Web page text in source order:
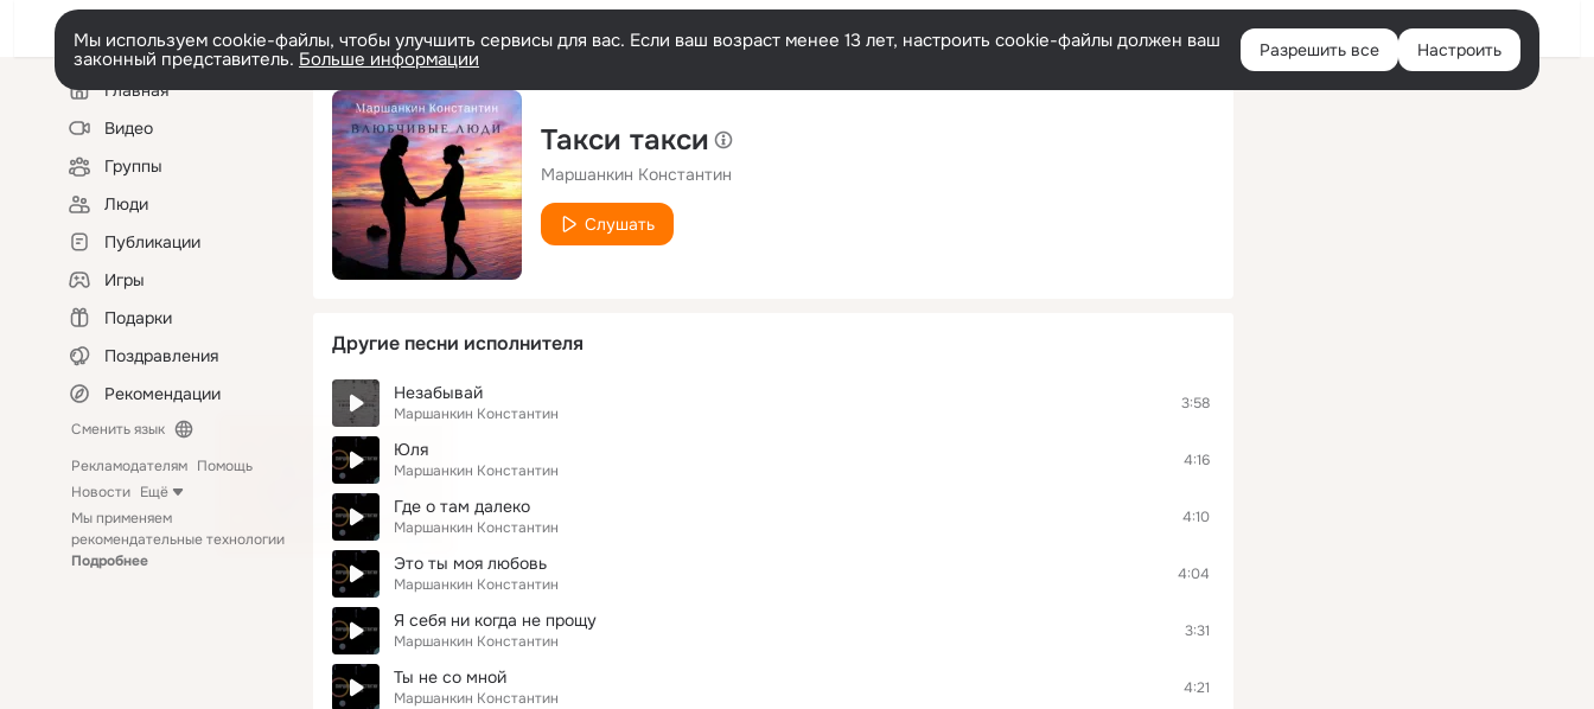
Войти
Мы используем cookie-файлы, чтобы улучшить сервисы для вас. Если ваш возраст менее 13 лет, настроить cookie-файлы должен ваш
законный представитель. Больше информации Разрешить все Настроить
Левая
колонкаГлавная
Видео
Группы
Люди
Публикации
Игры
Подарки
Поздравления
Рекомендации
Сменить язык
Рекламодателям Помощь
Новости Ещё
Мы применяем
рекомендательные технологии
Подробнее
Такси такси
Маршанкин Константин
Слушать
Другие песни исполнителя
Незабывай
Маршанкин Константин
3:58
Юля
Маршанкин Константин
4:16
Где о там далеко
Маршанкин Константин
4:10
Это ты моя любовь
Маршанкин Константин
4:04
Я себя ни когда не прощу
Маршанкин Константин
3:31
Ты не со мной
Маршанкин Константин
4:21